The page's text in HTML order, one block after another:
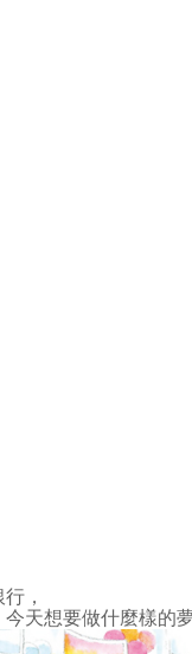
，
天想要做什麼樣的